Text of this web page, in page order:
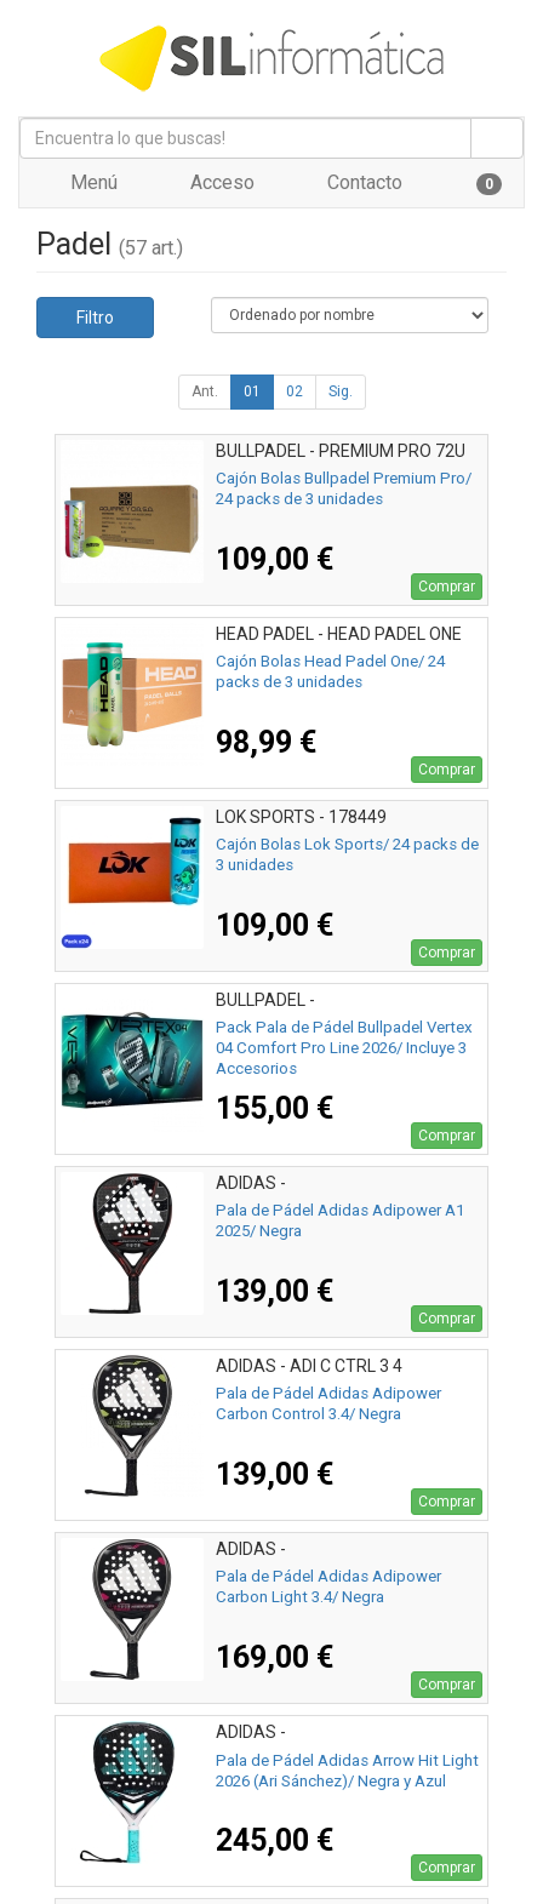
Menú Acceso Contacto 0
Padel (57 art.)
Filtro
Ant. 01 02 Sig.
BULLPADEL - PREMIUM PRO 72U
Cajón Bolas Bullpadel Premium Pro/
24 packs de 3 unidades
109,00 €
Comprar
HEAD PADEL - HEAD PADEL ONE
72U
Cajón Bolas Head Padel One/ 24
packs de 3 unidades
98,99 €
Comprar
LOK SPORTS - 178449
Cajón Bolas Lok Sports/ 24 packs de
3 unidades
109,00 €
Comprar
BULLPADEL -
Pack Pala de Pádel Bullpadel Vertex
04 Comfort Pro Line 2026/ Incluye 3
Accesorios
155,00 €
Comprar
ADIDAS -
Pala de Pádel Adidas Adipower A1
2025/ Negra
139,00 €
Comprar
ADIDAS - ADI C CTRL 3 4
Pala de Pádel Adidas Adipower
Carbon Control 3.4/ Negra
139,00 €
Comprar
ADIDAS -
Pala de Pádel Adidas Adipower
Carbon Light 3.4/ Negra
169,00 €
Comprar
ADIDAS -
Pala de Pádel Adidas Arrow Hit Light
2026 (Ari Sánchez)/ Negra y Azul
245,00 €
Comprar